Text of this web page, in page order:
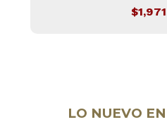
$
LO NUEVO